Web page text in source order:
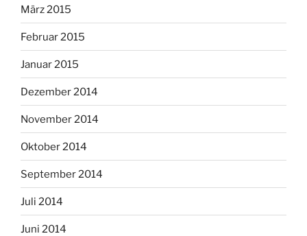
März 2015
Februar 2015
Januar 2015
Dezember 2014
November 2014
Oktober 2014
September 2014
Juli 2014
Juni 2014